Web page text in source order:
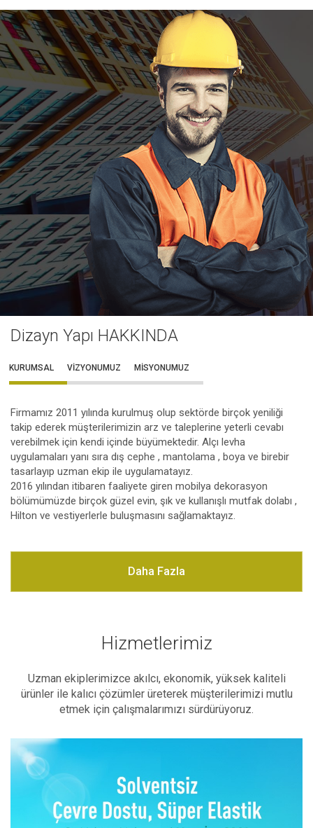
Dizayn Yapı HAKKINDA
KURUMSAL VİZYONUMUZ MİSYONUMUZ
Firmamız 2011 yılında kurulmuş olup sektörde birçok yeniliği
takip ederek müşterilerimizin arz ve taleplerine yeterli cevabı
verebilmek için kendi içinde büyümektedir. Alçı levha
uygulamaları yanı sıra dış cephe , mantolama , boya ve birebir
tasarlayıp uzman ekip ile uygulamatayız.
2016 yılından itibaren faaliyete giren mobilya dekorasyon
bölümümüzde birçok güzel evin, şık ve kullanışlı mutfak dolabı ,
Hilton ve vestiyerlerle buluşmasını sağlamaktayız.
Daha Fazla
Hizmetlerimiz
Uzman ekiplerimizce akılcı, ekonomik, yüksek kaliteli
ürünler ile kalıcı çözümler üreterek müşterilerimizi mutlu
etmek için çalışmalarımızı sürdürüyoruz.